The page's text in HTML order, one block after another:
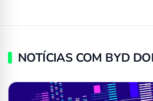
NOTÍCIAS COM BYD